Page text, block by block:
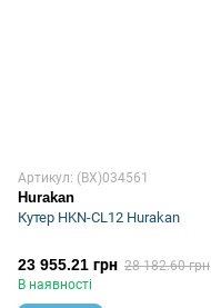
Артикул: (BX)034561
Hurakan
Кутер HKN-CL12 Hurakan
23 955.21 грн 28 182.60 грн
В наявності